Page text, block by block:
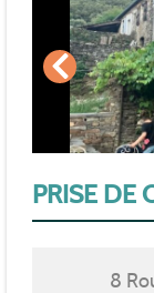
PRISE DE
8